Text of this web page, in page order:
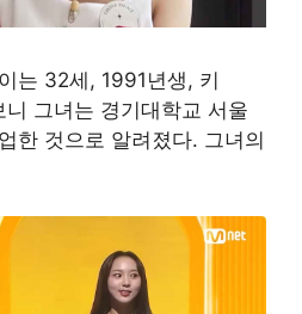
는 32세, 1991년생, 키
그녀는 경기대학교 서울
한 것으로 알려졌다. 그녀의